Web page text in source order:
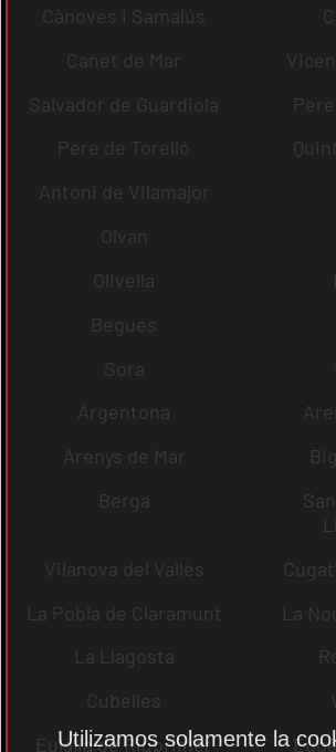
Cànoves i Samalús
Canet de Mar
Salvador de Guardiola
Pere de Torelló
Antoni de Vilamajor
Olvan
Olivella
Begues
Sora
Argentona
Arenys de Mar
Berga
Vilanova del Vallès
La Pobla de Claramunt
La
La Llagosta
Cubelles
Eulàlia de Riuprimer
Utilizamos solamente la